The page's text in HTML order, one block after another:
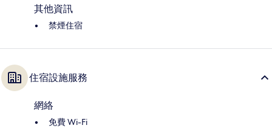
其他資訊
禁煙住宿
住宿設施服務
網絡
免費 Wi-Fi